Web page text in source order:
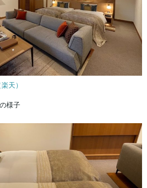
天）
様子